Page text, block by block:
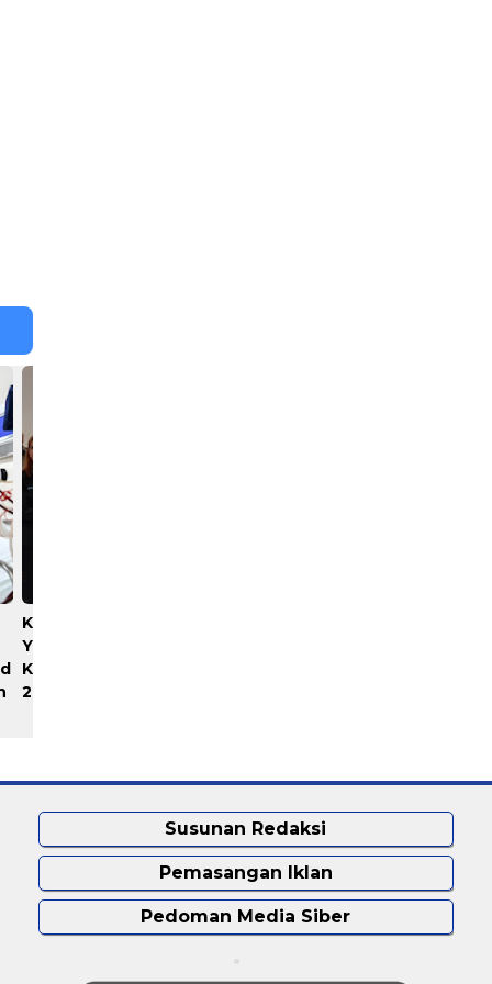
Ketua SMSI Sumut Lantik
Yonimasari Hulu Sebagai
Ketua SMSI Kepulauan Nias
2026-2029
Susunan Redaksi
Pemasangan Iklan
Pedoman Media Siber